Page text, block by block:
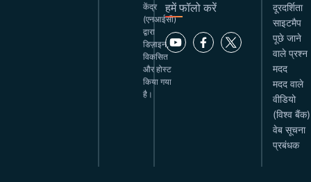
केंद्र
(एनआईसी)
द्वारा
डिज़ाइन,
विकसित
और होस्ट
किया गया
है।
हमें फॉलो करें
दूरदर्शिता
साइटमैप
पूछे जाने
वाले प्रश्न
मदद
मदद वाले
वीडियो
(विश्व बैंक)
वेब सूचना
प्रबंधक